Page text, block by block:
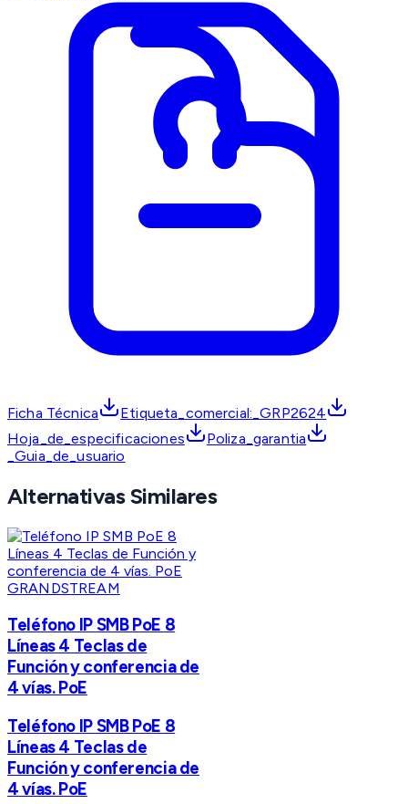
Ficha Técnica
Etiqueta_comercial:_GRP2624
Hoja_de_especificaciones
Poliza_garantia
_Guia_de_usuario
Alternativas Similares
GRANDSTREAM
Teléfono IP SMB PoE 8
Líneas 4 Teclas de
Función y conferencia de
4 vías. PoE
Teléfono IP SMB PoE 8
Líneas 4 Teclas de
Función y conferencia de
4 vías. PoE